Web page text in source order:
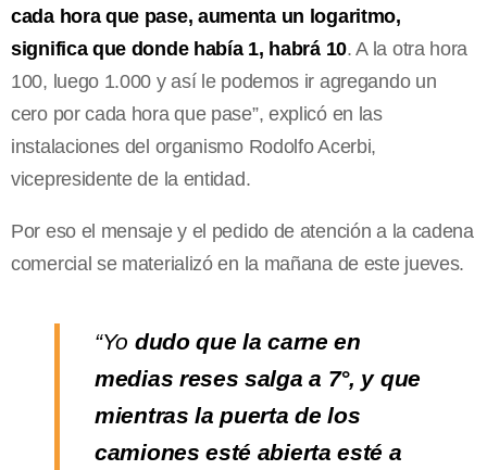
cada hora que pase, aumenta un logaritmo,
significa que donde había 1, habrá 10. A la otra hora
100, luego 1.000 y así le podemos ir agregando un
cero por cada hora que pase”, explicó en las
instalaciones del organismo Rodolfo Acerbi,
vicepresidente de la entidad.
Por eso el mensaje y el pedido de atención a la cadena
comercial se materializó en la mañana de este jueves.
“Yo dudo que la carne en
medias reses salga a 7°, y que
mientras la puerta de los
camiones esté abierta esté a